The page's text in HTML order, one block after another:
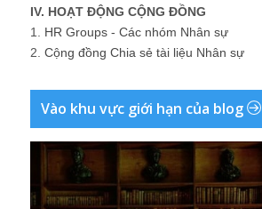
IV. HOẠT ĐỘNG CỘNG ĐỒNG
1. HR Groups - Các nhóm Nhân sự
2. Cộng đồng Chia sẻ tài liệu Nhân sự
Vào khu vực giới hạn của blog